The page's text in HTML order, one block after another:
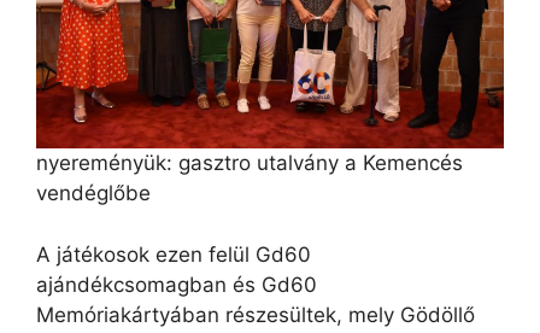
nyereményük: gasztro utalvány a Kemencés
vendéglőbe
A játékosok ezen felül Gd60
ajándékcsomagban és Gd60
Memóriakártyában részesültek, mely Gödöllő